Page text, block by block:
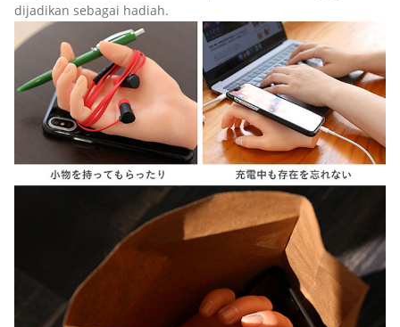
dijadikan sebagai hadiah.